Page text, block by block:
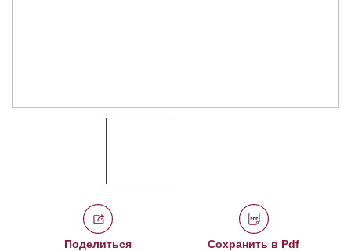
Поделиться Сохранить в Pdf